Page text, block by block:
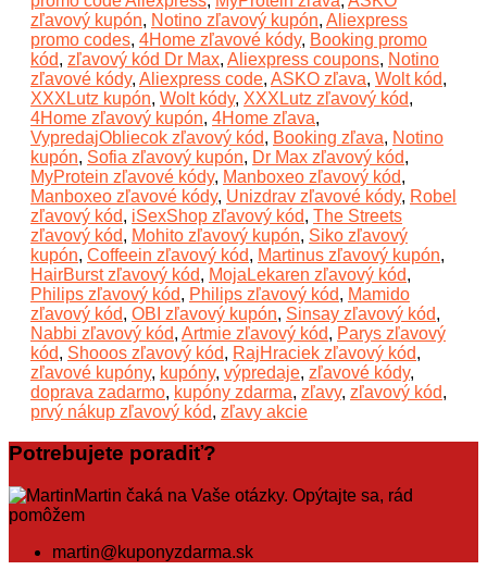
zľavový kupón, Notino zľavový kupón, Aliexpress
promo codes, 4Home zľavové kódy, Booking promo
kód, zľavový kód Dr Max, Aliexpress coupons, Notino
zľavové kódy, Aliexpress code, ASKO zľava, Wolt kód,
XXXLutz kupón, Wolt kódy, XXXLutz zľavový kód,
4Home zľavový kupón, 4Home zľava,
VypredajObliecok zľavový kód, Booking zľava, Notino
kupón, Sofia zľavový kupón, Dr Max zľavový kód,
MyProtein zľavové kódy, Manboxeo zľavový kód,
Manboxeo zľavové kódy, Unizdrav zľavové kódy, Robel
zľavový kód, iSexShop zľavový kód, The Streets
zľavový kód, Mohito zľavový kupón, Siko zľavový
kupón, Coffeein zľavový kód, Martinus zľavový kupón,
HairBurst zľavový kód, MojaLekaren zľavový kód,
Philips zľavový kód, Philips zľavový kód, Mamido
zľavový kód, OBI zľavový kupón, Sinsay zľavový kód,
Nabbi zľavový kód, Artmie zľavový kód, Parys zľavový
kód, Shooos zľavový kód, RajHraciek zľavový kód,
zľavové kupóny, kupóny, výpredaje, zľavové kódy,
doprava zadarmo, kupóny zdarma, zľavy, zľavový kód,
prvý nákup zľavový kód, zľavy akcie
Potrebujete poradiť?
Martin čaká na Vaše otázky. Opýtajte sa, rád
pomôžem
martin@kuponyzdarma.sk